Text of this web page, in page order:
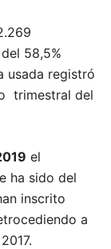
58,5%
usada registró
trimestral del
el
ha sido del
inscrito
a